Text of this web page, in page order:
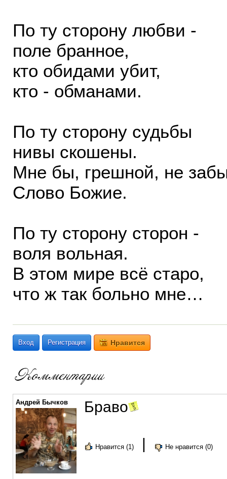
По ту сторону любви -
поле бранное,
кто обидами убит,
кто - обманами.
По ту сторону судьбы
нивы скошены.
Мне бы, грешной, не
Слово Божие.
По ту сторону сторон -
воля вольная.
В этом мире всё старо,
что ж так больно мне…
Вход Регистрация Нравится
Андрей Бычков Браво
Нравится (1) | Не нравится (0)